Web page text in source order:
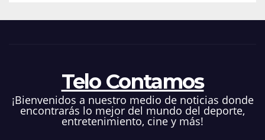
Telo Contamos
¡Bienvenidos a nuestro medio de noticias donde
encontrarás lo mejor del mundo del deporte,
entretenimiento, cine y más!